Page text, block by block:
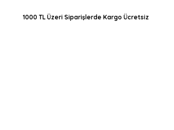
1000 TL Üzeri Siparişlerde Kargo Ücretsiz